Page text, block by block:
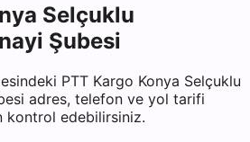
Selçuklu
Şubesi
PTT Kargo Konya Selçuklu
adres, telefon ve yol tarifi
kontrol edebilirsiniz.